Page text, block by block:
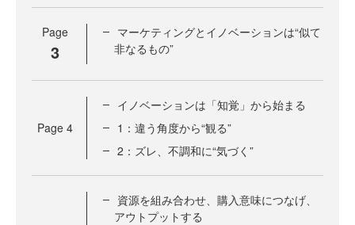
Page
3
マーケティングとイノベーションは“似て
非なるもの”
Page 4
イノベーションは「知覚」から始まる
1：違う角度から“観る”
2：ズレ、不調和に“気づく”
資源を組み合わせ、購入意味につなげ、
アウトプットする